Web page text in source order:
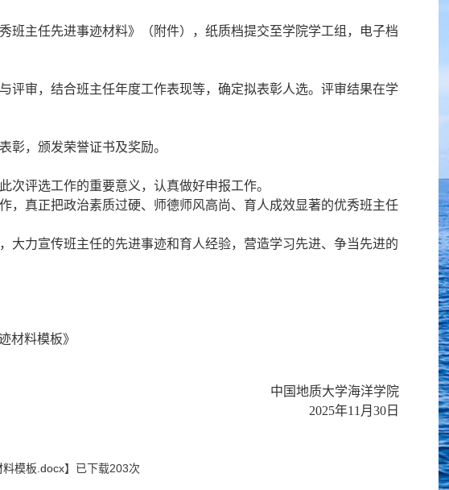
班主任先进事迹材料》（附件），纸质档提交至学院学工组，电子档
评审，结合班主任年度工作表现等，确定拟表彰人选。评审结果在学
彰，颁发荣誉证书及奖励。
次评选工作的重要意义，认真做好申报工作。
，真正把政治素质过硬、师德师风高尚、育人成效显著的优秀班主任
大力宣传班主任的先进事迹和育人经验，营造学习先进、争当先进的
材料模板》
中国地质大学海洋学院
2025年11月30日
料模板.docx】已下载203次